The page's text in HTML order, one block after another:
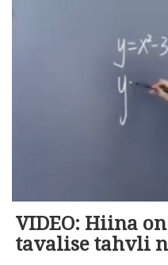
VIDEO: Hiina
tavalise tahvli